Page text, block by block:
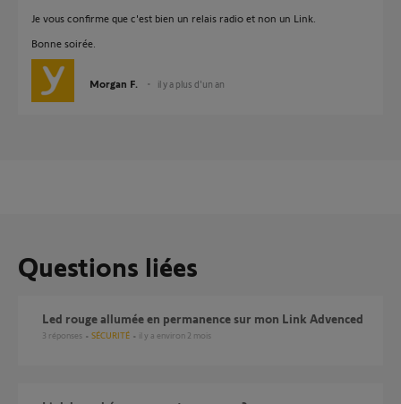
Je vous confirme que c'est bien un relais radio et non un Link.
Bonne soirée.
Morgan F. il y a plus d'un an
Questions liées
Led rouge allumée en permanence sur mon Link Advenced
3 réponses SÉCURITÉ il y a environ 2 mois